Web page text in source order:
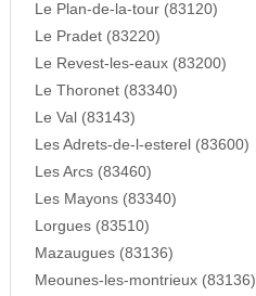
Le Plan-de-la-tour (83120)
Le Pradet (83220)
Le Revest-les-eaux (83200)
Le Thoronet (83340)
Le Val (83143)
Les Adrets-de-l-esterel (83600)
Les Arcs (83460)
Les Mayons (83340)
Lorgues (83510)
Mazaugues (83136)
Meounes-les-montrieux (83136)